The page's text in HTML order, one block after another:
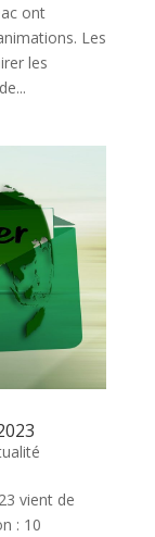
ont
Les
les
vient de
: 10